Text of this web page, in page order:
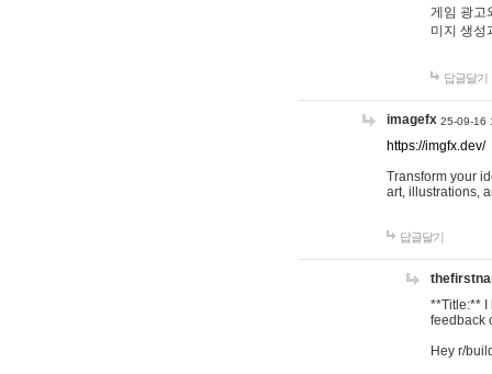
게임 광고
미지 생성
답글달기
imagefx 25-09-16
https://imgfx.dev/
Transform your
art, illustrations,
답글달기
**Title:** I
feedback
Hey r/